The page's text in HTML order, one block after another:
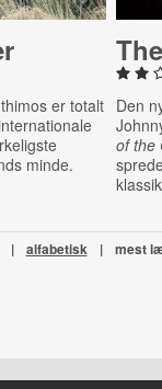
er totalt
minde.
Den
of the
| alfabetisk | mest